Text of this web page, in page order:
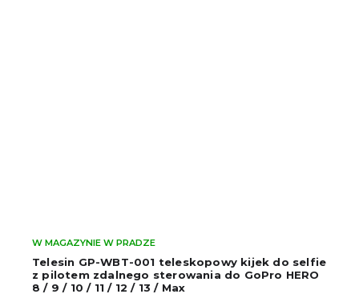
Telesin GP-WBT-001 teleskopowy kijek do selfie
z pilotem zdalnego sterowania do GoPro HERO
8 / 9 / 10 / 11 / 12 / 13 / Max
W MAGAZYNIE W PRADZE